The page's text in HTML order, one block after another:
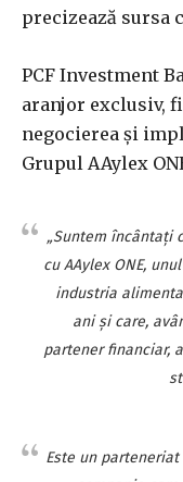
precizează sursa
PCF Investment
aranjor exclusiv,
negocierea şi
Grupul AAylex
„Suntem încântaţi
cu AAylex ONE,
industria
ani şi care,
partener financiar,
Este un